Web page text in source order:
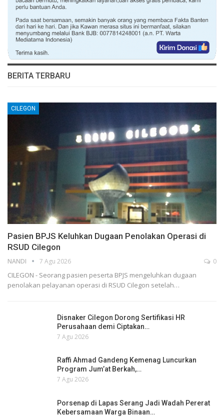
BERITA TERBARU
CILEGON
Pasien BPJS Keluhkan Dugaan Penolakan Operasi di
RSUD Cilegon
NANDI 7 Agu 2026 0
CILEGON - Seorang pasien peserta BPJS mengeluhkan dugaan
penolakan pelayanan operasi di RSUD Cilegon setelah…
Disnaker Cilegon Dorong Sertifikasi HR
Perusahaan demi Ciptakan…
7 Agu 2026
Raffi Ahmad Gandeng Kemenag Luncurkan
Program Jum’at Berkah,…
7 Agu 2026
Porsenap di Lapas Serang Jadi Wadah Pererat
Kebersamaan Warga Binaan…